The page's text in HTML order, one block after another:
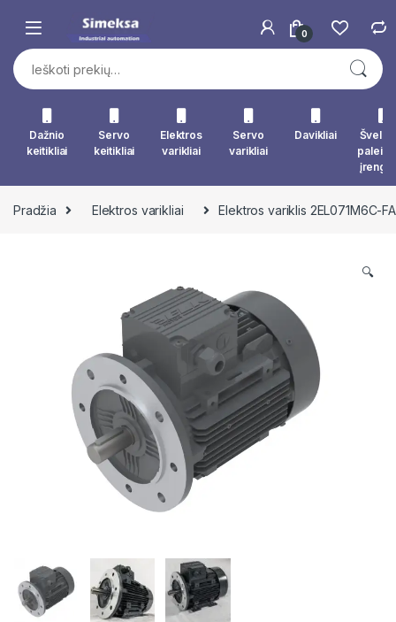
0
Ieškoti:
Dažnio
keitikliai
Servo
keitikliai
Elektros
varikliai
Servo
varikliai
Davikliai
Pradžia Elektros varikliai Elektros variklis 2EL071M6C-
🔍